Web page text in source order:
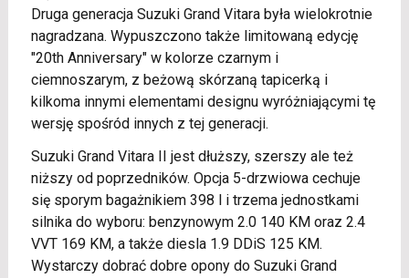
Druga generacja Suzuki Grand Vitara była wielokrotnie
nagradzana. Wypuszczono także limitowaną edycję
"20th Anniversary" w kolorze czarnym i
ciemnoszarym, z beżową skórzaną tapicerką i
kilkoma innymi elementami designu wyróżniającymi tę
wersję spośród innych z tej generacji.
Suzuki Grand Vitara II jest dłuższy, szerszy ale też
niższy od poprzedników. Opcja 5-drzwiowa cechuje
się sporym bagażnikiem 398 l i trzema jednostkami
silnika do wyboru: benzynowym 2.0 140 KM oraz 2.4
VVT 169 KM, a także diesla 1.9 DDiS 125 KM.
Wystarczy dobrać dobre opony do Suzuki Grand